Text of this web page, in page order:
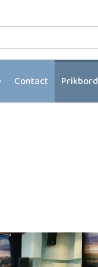
Contact Prikbord